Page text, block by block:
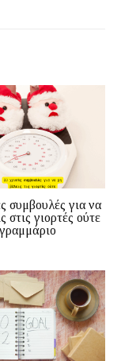
συμβουλές για να
στις γιορτές ούτε
γραμμάριο